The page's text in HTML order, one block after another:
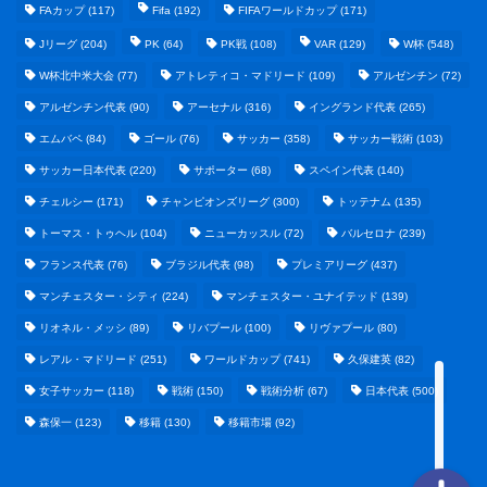
FAカップ (117) Fifa (192) FIFAワールドカップ (171)
Jリーグ (204) PK (64) PK戦 (108) VAR (129) W杯 (548)
W杯北中米大会 (77) アトレティコ・マドリード (109) アルゼンチン (72)
アルゼンチン代表 (90) アーセナル (316) イングランド代表 (265)
エムバペ (84) ゴール (76) サッカー (358) サッカー戦術 (103)
サッカー日本代表 (220) サポーター (68) スペイン代表 (140)
チェルシー (171) チャンピオンズリーグ (300) トッテナム (135)
トーマス・トゥヘル (104) ニューカッスル (72) バルセロナ (239)
フランス代表 (76) ブラジル代表 (98) プレミアリーグ (437)
マンチェスター・シティ (224) マンチェスター・ユナイテッド (139)
リオネル・メッシ (89) リバプール (100) リヴァプール (80)
レアル・マドリード (251) ワールドカップ (741) 久保建英 (82)
女子サッカー (118) 戦術 (150) 戦術分析 (67) 日本代表 (500)
森保一 (123) 移籍 (130) 移籍市場 (92)
テクノロジーまとめ
ビジネス・経済まとめ